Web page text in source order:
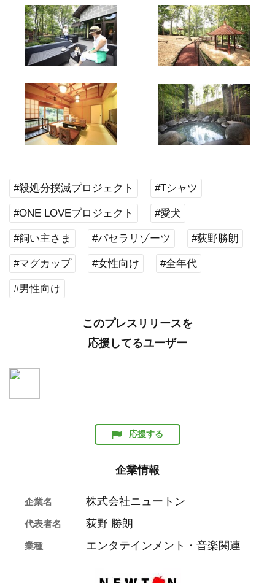
#殺処分撲滅プロジェクト #Tシャツ
#ONE LOVEプロジェクト #愛犬
#飼い主さま #パセラリゾーツ #荻野勝朗
#マグカップ #女性向け #全年代
#男性向け
このプレスリリースを
応援してるユーザー
応援する
企業情報
企業名 株式会社ニュートン
代表者名 荻野 勝朗
業種 エンタテインメント・音楽関連